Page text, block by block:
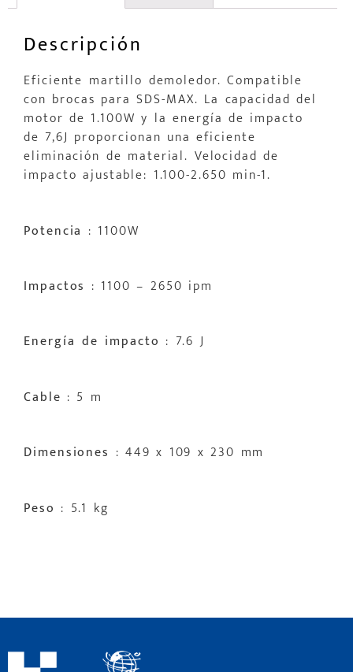
Descripción
Eficiente martillo demoledor. Compatible
con brocas para SDS-MAX. La capacidad del
motor de 1.100W y la energía de impacto
de 7,6J proporcionan una eficiente
eliminación de material. Velocidad de
impacto ajustable: 1.100-2.650 min-1.
Potencia : 1100W
Impactos : 1100 – 2650 ipm
Energía de impacto : 7.6 J
Cable : 5 m
Dimensiones : 449 x 109 x 230 mm
Peso : 5.1 kg